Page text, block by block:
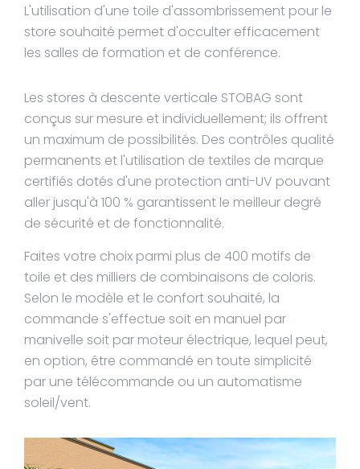
L'utilisation d'une toile d'assombrissement pour le
store souhaité permet d'occulter efficacement
les salles de formation et de conférence.
Les stores à descente verticale STOBAG sont
conçus sur mesure et individuellement; ils offrent
un maximum de possibilités. Des contrôles qualité
permanents et l'utilisation de textiles de marque
certifiés dotés d'une protection anti-UV pouvant
aller jusqu'à 100 % garantissent le meilleur degré
de sécurité et de fonctionnalité.
Faites votre choix parmi plus de 400 motifs de
toile et des milliers de combinaisons de coloris.
Selon le modèle et le confort souhaité, la
commande s'effectue soit en manuel par
manivelle soit par moteur électrique, lequel peut,
en option, être commandé en toute simplicité
par une télécommande ou un automatisme
soleil/vent.